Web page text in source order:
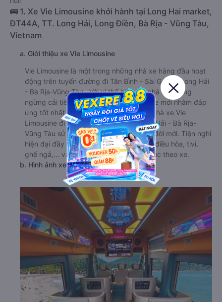
🚌 1. Xe Vie Limousine khởi hành tại Long Hai market,
ĐT44A, TT. Long Hải, Long Điền, Bà Rịa - Vũng Tàu,
Vietnam
a. Giới thiệu xe Vie Limousine
Vie Limousine là một trong những nhà xe hàng đầu hoạt
động trên tuyến đường đi Tân Bình - Sài Gòn từ Long Hải
- Bà Rịa-Vũng Tàu . Với vị thế hiện tại, nhà xe không
ngừng cải tiến và mang đến các dòng xe mới nhằm đáp
ứng tốt nhất nhu cầu của khách hàng. Nhà xe Vie
Limousine đi Tân Bình - Sài Gòn từ Long Hải - Bà Rịa-
Vũng Tàu sử dụng 100% xe hạng sang, đời mới. Tiện nghi
hiện đại đầy đủ với sạc pin, ổ cắm điện, điều hòa, tivi,
ghế ngả,… và miễn phí khăn, ướt nước lọc theo xe.
b. Hình ảnh xe Vie Limousine